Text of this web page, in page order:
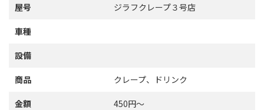
屋号 ジラフクレープ３号店
車種
設備
商品 クレープ、ドリンク
金額 450円～